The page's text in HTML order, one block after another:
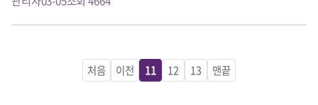
처음 이전 11 12 13 맨끝